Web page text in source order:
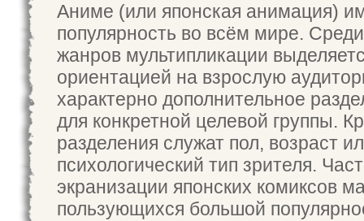
Аниме (или японская анимация)
популярность во всём мире.
жанров мультипликации
ориентацией на взрослую
характерно дополнительное
для конкретной целевой группы.
разделения служат пол, возраст
психологический тип зрителя.
экранизации японских комиксов
пользующихся большой